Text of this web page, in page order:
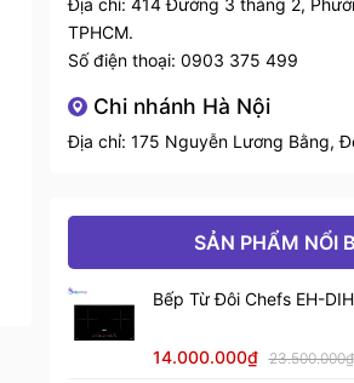
Địa chỉ: 414 Đường 3 tháng 2,
TPHCM.
Số điện thoại: 0903 375 499
Chi nhánh Hà Nội
Địa chỉ: 175 Nguyễn Lương Bằng,
SẢN PHẨM NỔI
Bếp Từ Đôi Chefs EH-
14.000.000₫ 23.500.000₫